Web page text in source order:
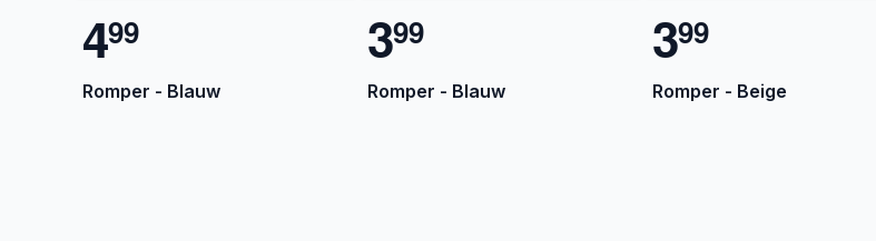
499
Romper - Blauw
399
Romper - Blauw
399
Romper - Beige